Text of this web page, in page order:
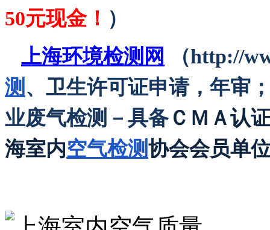
50元现金！ ）
上海环境检测网
（http://
测 、卫生许可证申请，年审
业废气检测－具备ＣＭＡ认
海室内空气检测协会会员单